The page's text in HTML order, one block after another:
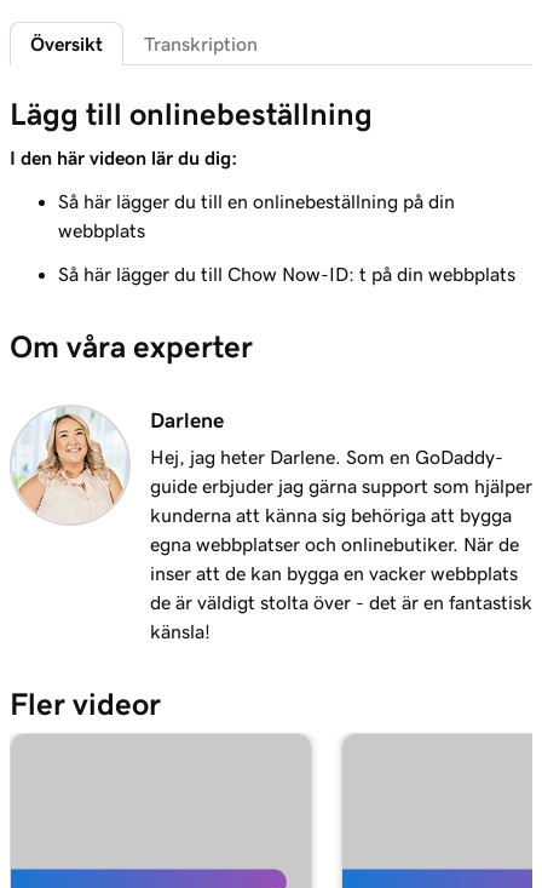
Lägg till en sekretesspolicy
Lägg till en favicon på min webbplats +
Marknadsföring
Lektion 7 (av 21)
Lägg till nedladdningsbara filer
Lektion 8 (av 21)
1m 6s
Lektion 9 (av 21)
Lektion 10 (av 21)
Lägg till en Google-kalender på din
webbplats
2m 20s
Lektion 11 (av 21)
Dela min Outlook-kalender på min webbplats
Lektion 12 (av 21)
Marknadsföring
Översikt Transkription
Lägg till onlinebeställning
I den här videon lär du dig:
Så här lägger du till en onlinebeställning på din
webbplats
Så här lägger du till Chow Now-ID: t på din webbplats
Om våra experter
Darlene
Hej, jag heter Darlene. Som en GoDaddy-
guide erbjuder jag gärna support som hjälper
kunderna att känna sig behöriga att bygga
egna webbplatser och onlinebutiker. När de
inser att de kan bygga en vacker webbplats
de är väldigt stolta över - det är en fantastisk
känsla!
Fler videor